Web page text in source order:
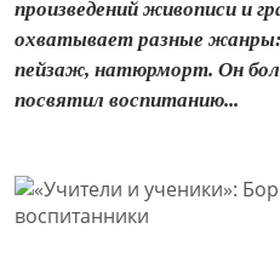
произведений живописи и
охватывает разные
пейзаж, натюрморт. Он
посвятил воспитанию...